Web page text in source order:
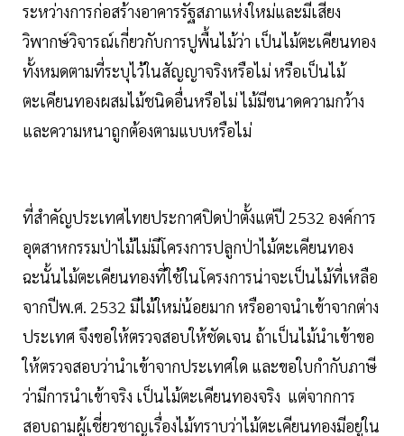
ระหว่างการก่อสร้างอาคารรัฐสภาแห่งใหม่และมีเสียง
วิพากษ์วิจารณ์เกี่ยวกับการปูพื้นไม้ว่า เป็นไม้ตะเคียนทอง
ทั้งหมดตามที่ระบุไว้ในสัญญาจริงหรือไม่ หรือเป็นไม้
ตะเคียนทองผสมไม้ชนิดอื่นหรือไม่ ไม้มีขนาดความกว้าง
และความหนาถูกต้องตามแบบหรือไม่
ที่สำคัญประเทศไทยประกาศปิดป่าตั้งแต่ปี 2532 องค์การ
อุตสาหกรรมป่าไม้ไม่มีโครงการปลูกป่าไม้ตะเคียนทอง
ฉะนั้นไม้ตะเคียนทองที่ใช้ในโครงการน่าจะเป็นไม้ที่เหลือ
จากปีพ.ศ. 2532 มีไม้ใหม่น้อยมาก หรืออาจนำเข้าจากต่าง
ประเทศ จึงขอให้ตรวจสอบให้ชัดเจน ถ้าเป็นไม้นำเข้าขอ
ให้ตรวจสอบว่านำเข้าจากประเทศใด และขอใบกำกับภาษี
ว่ามีการนำเข้าจริง เป็นไม้ตะเคียนทองจริง แต่จากการ
สอบถามผู้เชี่ยวชาญเรื่องไม้ทราบว่าไม้ตะเคียนทองมีอยู่ใน